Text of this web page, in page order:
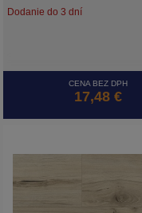
Dodanie do 3 dní
CENA BEZ DPH
17,48 €